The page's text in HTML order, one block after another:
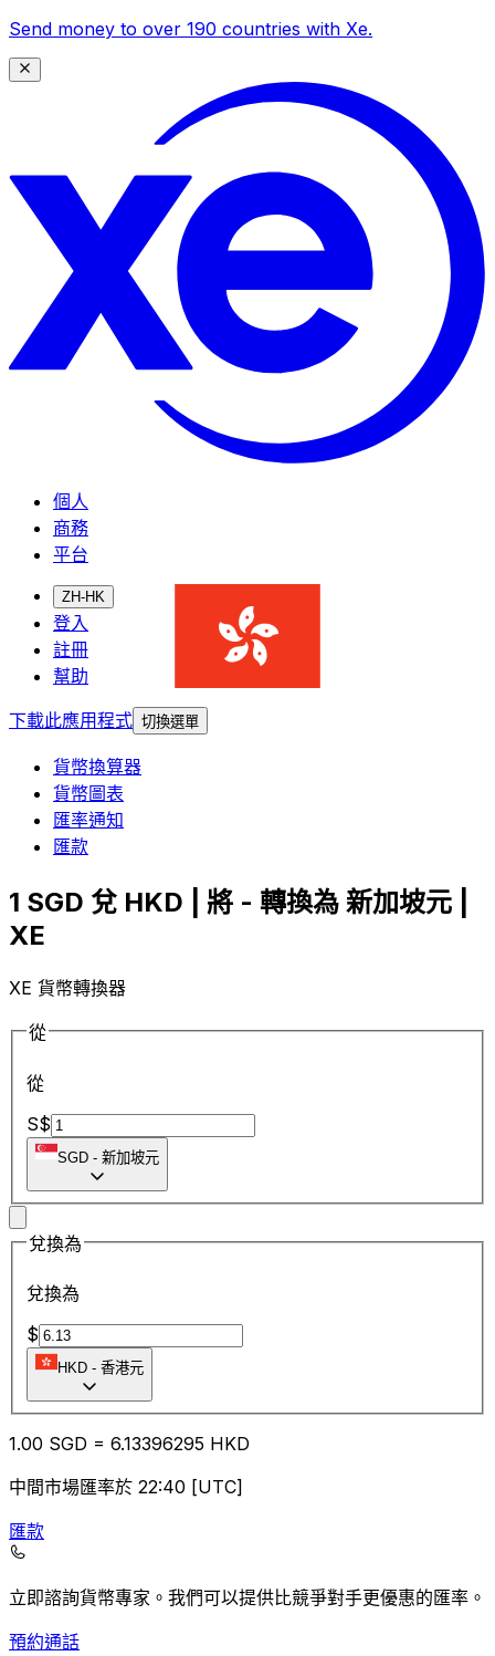
Send money to over 190 countries with Xe.
個人
商務
平台
ZH-HK
登入
註冊
幫助
下載此應用程式 切換選單
貨幣換算器
貨幣圖表
匯率通知
匯款
1 SGD 兌 HKD | 將 - 轉換為 新加坡元 |
XE
XE 貨幣轉換器
從
從
S$
SGD - 新加坡元
兌換為
兌換為
$
HKD - 香港元
1.00 SGD = 6.13396295 HKD
中間市場匯率於 22:40 [UTC]
匯款
立即諮詢貨幣專家。 我們可以提供比競爭對手更優惠的匯率。
預約通話